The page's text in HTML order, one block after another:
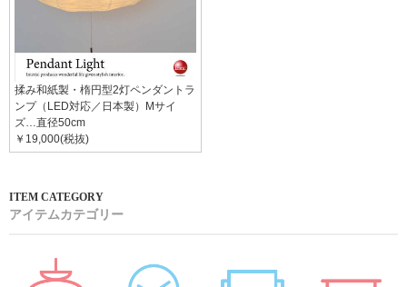
揉み和紙製・楕円型2灯ペンダントラ
ンプ（LED対応／日本製）Mサイ
ズ…直径50cm
￥19,000(税抜)
アイテムカテゴリー